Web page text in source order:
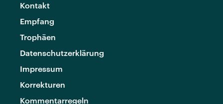
Kontakt
Empfang
Trophäen
Datenschutzerklärung
Impressum
Korrekturen
Kommentarregeln